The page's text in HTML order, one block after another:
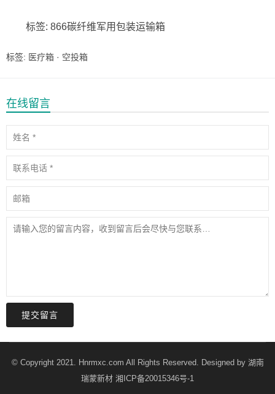
标签: 866碳纤维军用包装运输箱
标签: 医疗箱 · 空投箱
在线留言
提交留言
© Copyright 2021. Hnrmxc.com All Rights Reserved. Designed by 湖南
瑞蒙新材 湘ICP备20015346号-1